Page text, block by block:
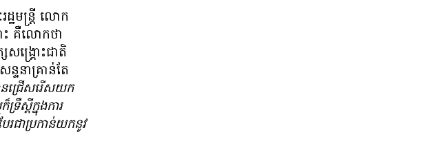
ឋមន្ត្រី លោក
ះ គឺ​លោក​ថា
ង្គ្រោះ​ជាតិ
ទនា​គ្រាន់​តែ​
ជ្រើសរើស​យក​
រឹស្ដី​ក្នុង​ការ​
រ​ជា​ប្រកាន់​យក​នូវ​